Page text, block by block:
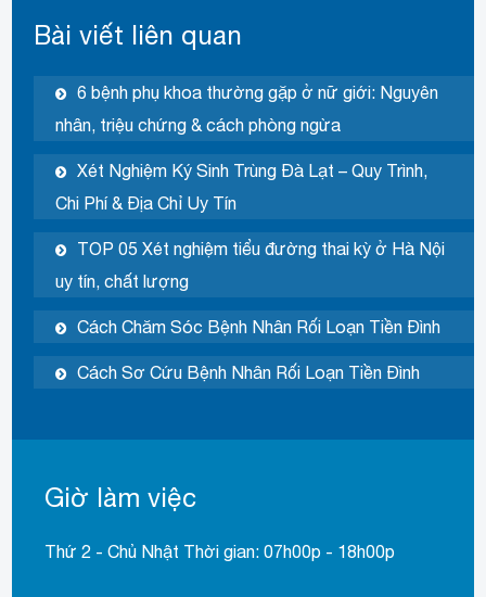
Bài viết liên quan
6 bệnh phụ khoa thường gặp ở nữ giới: Nguyên
nhân, triệu chứng & cách phòng ngừa
Xét Nghiệm Ký Sinh Trùng Đà Lạt – Quy Trình,
Chi Phí & Địa Chỉ Uy Tín
TOP 05 Xét nghiệm tiểu đường thai kỳ ở Hà Nội
uy tín, chất lượng
Cách Chăm Sóc Bệnh Nhân Rối Loạn Tiền Đình
Cách Sơ Cứu Bệnh Nhân Rối Loạn Tiền Đình
Giờ làm việc
Thứ 2 - Chủ Nhật Thời gian: 07h00p - 18h00p